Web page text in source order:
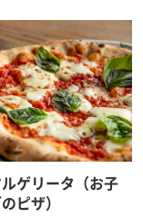
ゲリータ（お子
ピザ）